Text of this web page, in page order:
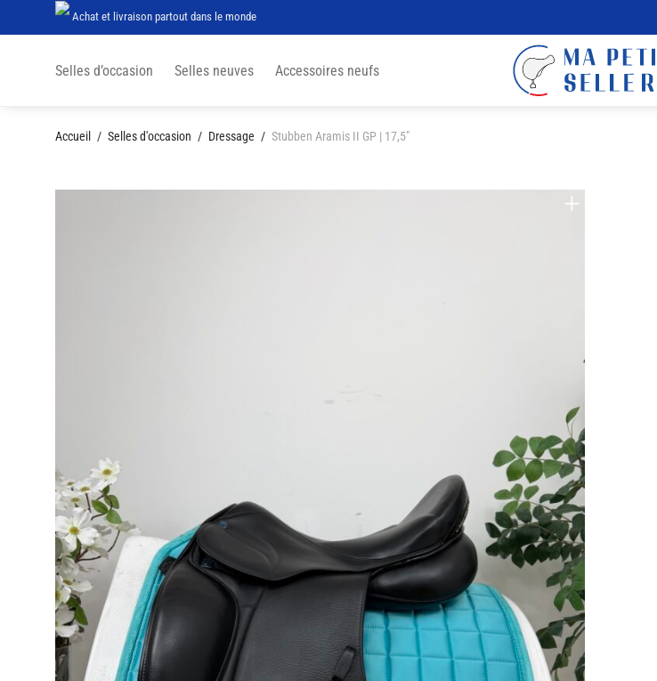
Achat et livraison partout dans le monde
Selles d’occasion Selles neuves Accessoires neufs
Accueil / Selles d'occasion / Dressage / Stubben Aramis II GP | 17,5″